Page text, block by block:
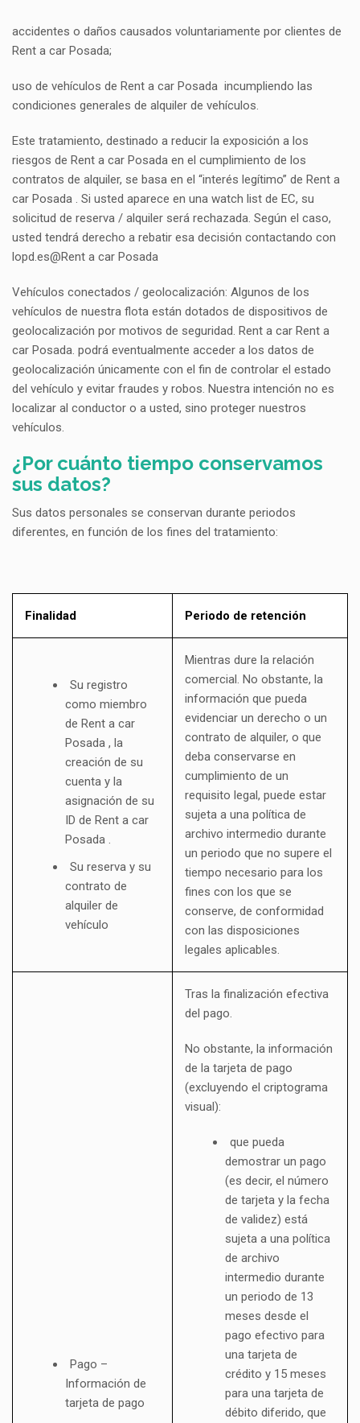
accidentes o daños causados voluntariamente por clientes de
Rent a car Posada;
uso de vehículos de Rent a car Posada incumpliendo las
condiciones generales de alquiler de vehículos.
Este tratamiento, destinado a reducir la exposición a los
riesgos de Rent a car Posada en el cumplimiento de los
contratos de alquiler, se basa en el “interés legítimo” de Rent a
car Posada . Si usted aparece en una watch list de EC, su
solicitud de reserva / alquiler será rechazada. Según el caso,
usted tendrá derecho a rebatir esa decisión contactando con
lopd.es@Rent a car Posada
Vehículos conectados / geolocalización: Algunos de los
vehículos de nuestra flota están dotados de dispositivos de
geolocalización por motivos de seguridad. Rent a car Rent a
car Posada. podrá eventualmente acceder a los datos de
geolocalización únicamente con el fin de controlar el estado
del vehículo y evitar fraudes y robos. Nuestra intención no es
localizar al conductor o a usted, sino proteger nuestros
vehículos.
¿Por cuánto tiempo conservamos
sus datos?
Sus datos personales se conservan durante periodos
diferentes, en función de los fines del tratamiento:
Finalidad Periodo de retención
Su registro
como miembro
de Rent a car
Posada , la
creación de su
cuenta y la
asignación de su
ID de Rent a car
Posada .
Su reserva y su
contrato de
alquiler de
vehículo
Mientras dure la relación
comercial. No obstante, la
información que pueda
evidenciar un derecho o un
contrato de alquiler, o que
deba conservarse en
cumplimiento de un
requisito legal, puede estar
sujeta a una política de
archivo intermedio durante
un periodo que no supere el
tiempo necesario para los
fines con los que se
conserve, de conformidad
con las disposiciones
legales aplicables.
Pago –
Información de
tarjeta de pago
Tras la finalización efectiva
del pago.
No obstante, la información
de la tarjeta de pago
(excluyendo el criptograma
visual):
que pueda
demostrar un pago
(es decir, el número
de tarjeta y la fecha
de validez) está
sujeta a una política
de archivo
intermedio durante
un periodo de 13
meses desde el
pago efectivo para
una tarjeta de
crédito y 15 meses
para una tarjeta de
débito diferido, que